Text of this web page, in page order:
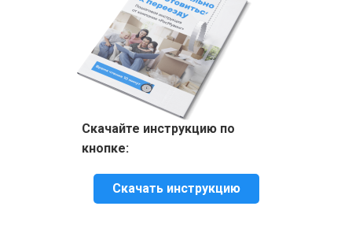
Скачайте инструкцию по
кнопке:
Скачать инструкцию